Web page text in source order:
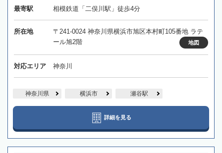
最寄駅 相模鉄道「二俣川駅」徒歩4分
所在地
〒241-0024 神奈川県横浜市旭区本村町105番地 ラテ
ール旭2階
地図
対応エリア 神奈川
神奈川県 横浜市 瀬谷駅
詳細を見る